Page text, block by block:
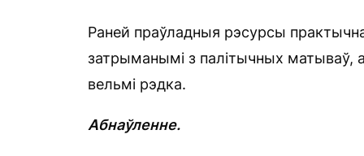
Раней праўладныя рэсурсы практычна
затрыманымі з палітычных матываў,
вельмі рэдка.
Абнаўленне.